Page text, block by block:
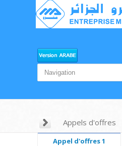
Appels d'offres
Appel d'offres 1